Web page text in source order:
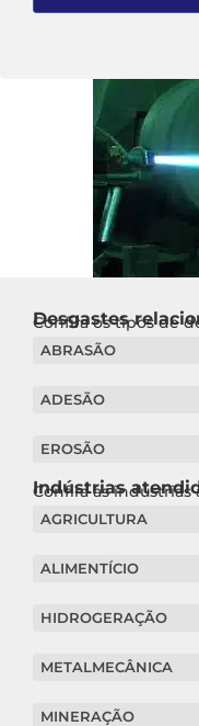
Desgastes
Confira os tipos de
ABRASÃO
ADESÃO
EROSÃO
Indústrias
Confira as
AGRICULTURA
ALIMENTÍCIO
HIDROGERAÇÃO
METALMECÂNICA
MINERAÇÃO